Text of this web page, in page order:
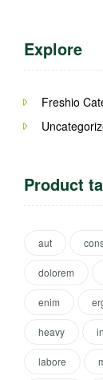
Explore
Freshio
Product
aut
dolorem
enim
heavy
labore